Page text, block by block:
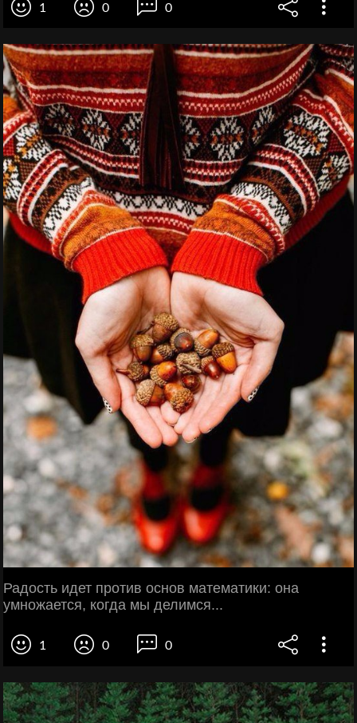
1 0 0
Радость идет против основ математики: она
умножается, когда мы делимся...
1 0 0